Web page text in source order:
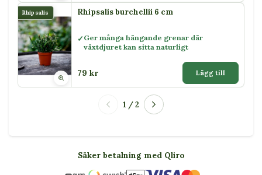
Rhipsalis Rhipsalis burchellii 6 cm
Ger många hängande grenar där
växtdjuret kan sitta naturligt
79 kr Lägg till
1 / 2
Säker betalning med Qliro